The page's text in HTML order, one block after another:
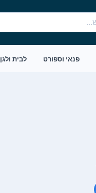
פנאי וספורט לבית ולגן